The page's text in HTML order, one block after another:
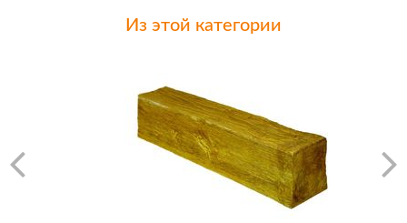
Из этой категории